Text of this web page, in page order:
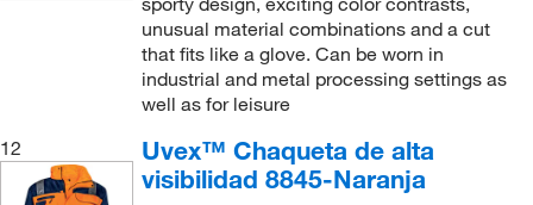
unusual material combinations and a cut
that fits like a glove. Can be worn in
industrial and metal processing settings as
well as for leisure
12
Uvex™ Chaqueta de alta
visibilidad 8845-Naranja